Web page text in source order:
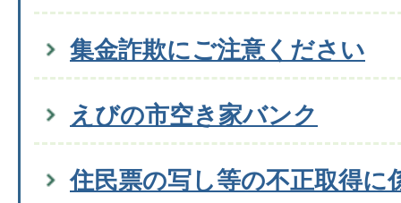
集金詐欺にご注意ください
えびの市空き家バンク
住民票の写し等の不正取得に